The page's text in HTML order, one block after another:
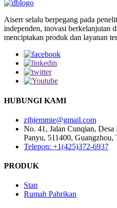
Aiserr selalu berpegang pada
independen, inovasi berkelanjutan
menciptakan produk dan layanan
HUBUNGI KAMI
zjhjemmie@gmail.com
No. 41, Jalan Cunqian,
Panyu, 511400, Guangzhou,
Telepon: +1(425)372-6937
PRODUK
Stan
Rumah Pabrikan